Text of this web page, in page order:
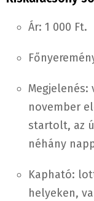
Ár: 1 000 Ft.​
Megjelenés:
november
startolt, az
néhány
Kapható:
helyeken,